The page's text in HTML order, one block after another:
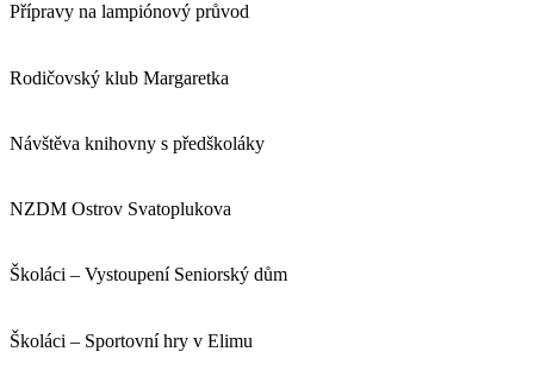
Přípravy na lampiónový průvod
Rodičovský klub Margaretka
Návštěva knihovny s předškoláky
NZDM Ostrov Svatoplukova
Školáci – Vystoupení Seniorský dům
Školáci – Sportovní hry v Elimu